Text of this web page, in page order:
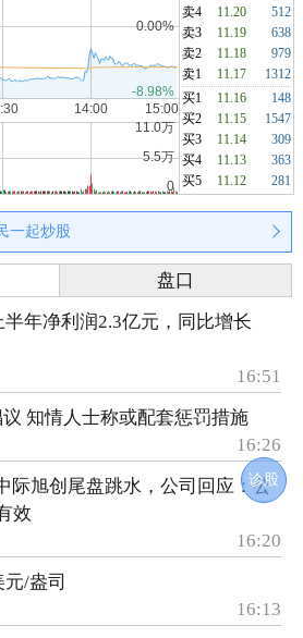
卖4
11.20
512
卖3
11.19
638
卖2
11.18
979
卖1
11.17
1312
买1
11.16
148
买2
11.15
1547
买3
11.14
309
买4
11.13
363
买5
11.12 281
一起炒股
诊股
盘口
年净利润2.3亿元，同比增长
16:51
知情人士称或配套惩罚措施
16:26
际旭创尾盘跳水，公司回应：公
效
16:20
/盎司
16:13